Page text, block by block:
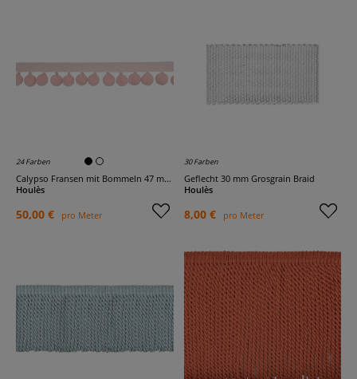
24 Farben
Calypso Fransen mit Bommeln 47 mm einfarbig
Houlès
50,00 € pro Meter
30 Farben
Geflecht 30 mm Grosgrain Braid
Houlès
8,00 € pro Meter